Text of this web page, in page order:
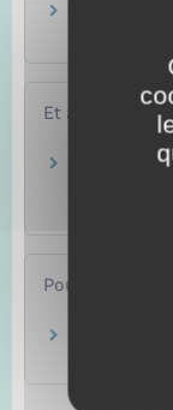
Achat
obtenir la
Et aussi
Leasing
location
Pour en savoir
Points
Ministère